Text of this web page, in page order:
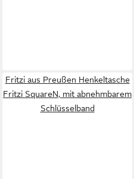
Fritzi aus Preußen Henkeltasche
Fritzi SquareN, mit abnehmbarem
Schlüsselband